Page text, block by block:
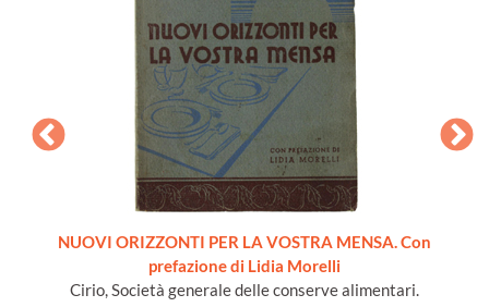
NUOVI ORIZZONTI PER LA VOSTRA MENSA. Con
prefazione di Lidia Morelli
Cirio, Società generale delle conserve alimentari.